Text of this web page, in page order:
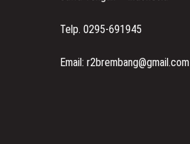
Telp. 0295-691945
Email: r2brembang@gmail.com